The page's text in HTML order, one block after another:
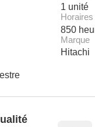
1 unité
Horaires
850
Marque
Hitachi